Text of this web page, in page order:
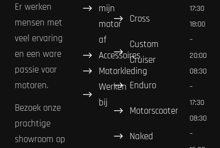
Er werken
mensen met
veel ervaring
en een ware
passie voor
motoren.
Bezoek onze
prachtige
showroom op
mijn
motor
af
Accessoires
Motorkleding
Werken
bij
Cross
Custom
Cruiser
Enduro
Motorscooter
Naked
17:30
18:00
–
20:00
08:30
–
17:30
08:30
–